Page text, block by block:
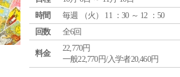
時間
毎週 （火 ） 11 ：30 ～ 12 ：50
回数
全6回
料金
22,770円
一般22,770円/入学者20,460円